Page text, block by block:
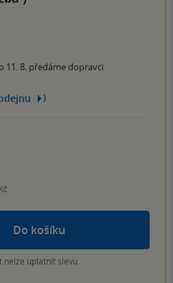
11. 8. předáme dopravci
)
Do košíku
nelze uplatnit slevu.